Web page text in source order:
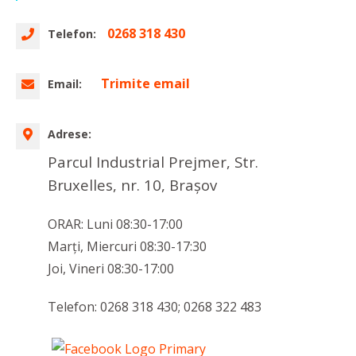
Telefon: 0268 318 430
Email: Trimite email
Adrese:
Parcul Industrial Prejmer, Str.
Bruxelles, nr. 10, Brașov
ORAR: Luni 08:30-17:00
Marţi, Miercuri 08:30-17:30
Joi, Vineri 08:30-17:00
Telefon: 0268 318 430; 0268 322 483